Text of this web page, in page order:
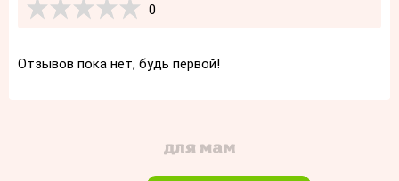
0
Отзывов пока нет, будь первой!